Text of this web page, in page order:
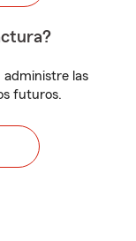
administre las
futuros.